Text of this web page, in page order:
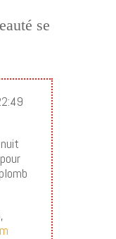
se